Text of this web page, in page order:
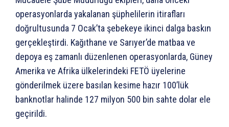
operasyonlarda yakalanan şüphelilerin itirafları
doğrultusunda 7 Ocak’ta şebekeye ikinci dalga baskın
gerçekleştirdi. Kağıthane ve Sarıyer’de matbaa ve
depoya eş zamanlı düzenlenen operasyonlarda, Güney
Amerika ve Afrika ülkelerindeki FETÖ üyelerine
gönderilmek üzere basılan kesime hazır 100’lük
banknotlar halinde 127 milyon 500 bin sahte dolar ele
geçirildi.